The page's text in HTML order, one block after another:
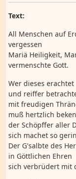
Text:
All Menschen auf
vergessen
Mariä Heiligkeit,
vermenschte Gott.
Wer dieses erachtet
und reiffer
mit freudigen
muß hertzlich
der Schöpffer aller
sich machet so
Der G'salbte des
in Göttlichen Ehren
sich verbrüdert mit